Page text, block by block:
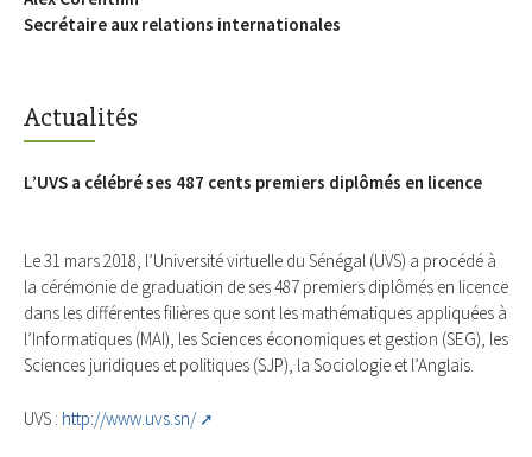
Secrétaire aux relations internationales
Actualités
L’UVS a célébré ses 487 cents premiers diplômés en licence
Le 31 mars 2018, l’Université virtuelle du Sénégal (UVS) a procédé à
la cérémonie de graduation de ses 487 premiers diplômés en licence
dans les différentes filières que sont les mathématiques appliquées à
l’Informatiques (MAI), les Sciences économiques et gestion (SEG), les
Sciences juridiques et politiques (SJP), la Sociologie et l’Anglais.
UVS : http://www.uvs.sn/